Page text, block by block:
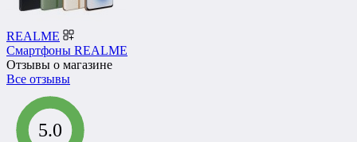
REALME
Смартфоны REALME
Отзывы о магазине
Все отзывы
5.0